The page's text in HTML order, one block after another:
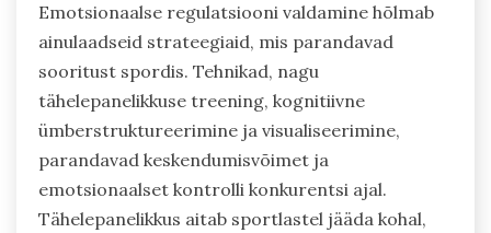
Emotsionaalse regulatsiooni valdamine hõlmab
ainulaadseid strateegiaid, mis parandavad
sooritust spordis. Tehnikad, nagu
tähelepanelikkuse treening, kognitiivne
ümberstruktureerimine ja visualiseerimine,
parandavad keskendumisvõimet ja
emotsionaalset kontrolli konkurentsi ajal.
Tähelepanelikkus aitab sportlastel jääda kohal,